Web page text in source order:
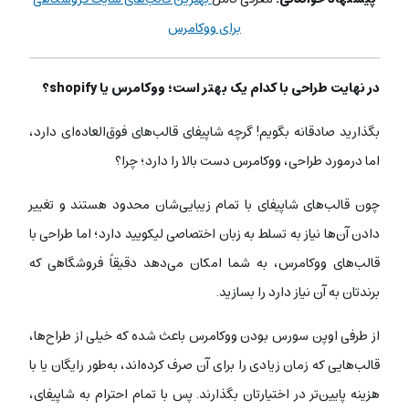
برای ووکامرس
در نهایت طراحی با کدام یک بهتر است؛ ووکامرس یا shopify؟
بگذارید صادقانه بگویم! گرچه شاپیفای قالب‌های فوق‌العاده‌ای دارد،
اما درمورد طراحی، ووکامرس دست بالا را دارد؛ چرا؟
چون قالب‌های شاپیفای با تمام زیبایی‌شان محدود هستند و تغییر
دادن آن‌ها نیاز به تسلط به زبان اختصاصی لیکویید دارد؛ اما طراحی با
قالب‌های ووکامرس، به شما امکان می‌دهد دقیقاً فروشگاهی که
برندتان به آن نیاز دارد را بسازید.
از طرفی اوپن سورس بودن ووکامرس باعث شده که خیلی از طراح‌ها،
قالب‌هایی که زمان زیادی را برای آن صرف کرده‌اند، به‌طور رایگان یا با
هزینه پایین‌تر در اختیارتان بگذارند. پس با تمام احترام به شاپیفای‌،